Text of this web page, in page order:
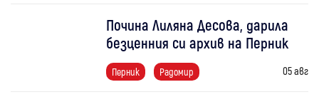
Почина Лиляна Десова, дарила
безценния си архив на Перник
Перник Радомир 05 авг